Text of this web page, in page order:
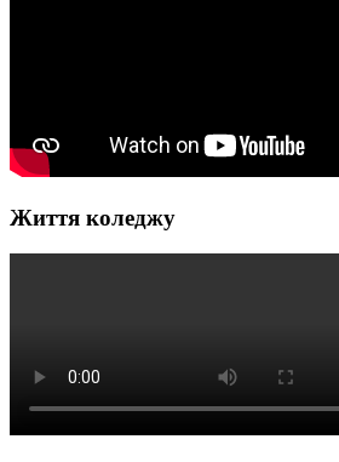
Життя коледжу